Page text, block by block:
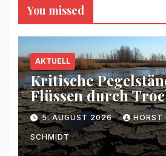
You missed
AKTUELL
Kritische
Flüssen durch
5. AUGUST 2026 HORST
SCHMIDT